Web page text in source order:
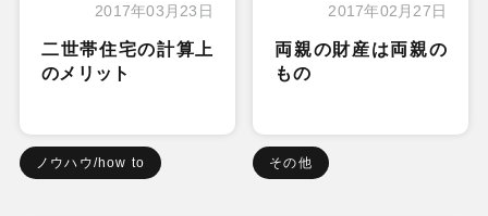
2017年03月23日
二世帯住宅の計算上
のメリット
ノウハウ/how to
2017年02月27日
両親の財産は両親の
もの
その他